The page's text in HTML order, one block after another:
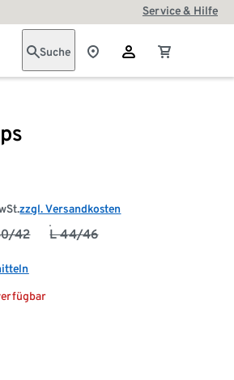
Service & Hilfe
Suche
zzgl. Versandkosten
42 L 44/46